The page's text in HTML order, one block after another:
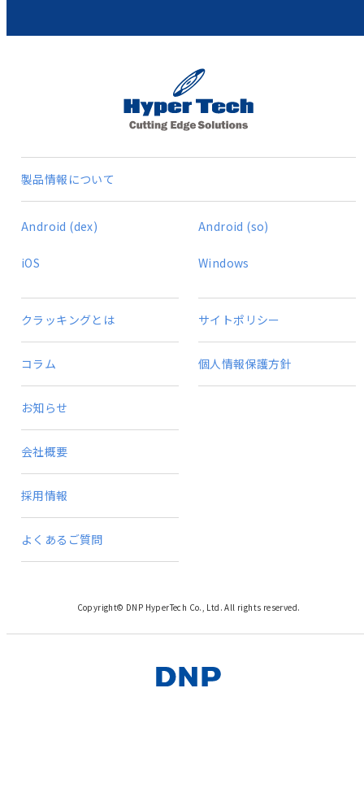
製品情報について
Android (dex) Android (so)
iOS Windows
クラッキングとは
コラム
お知らせ
会社概要
採用情報
よくあるご質問
サイトポリシー
個人情報保護方針
Copyright© DNP HyperTech Co., Ltd. All rights reserved.